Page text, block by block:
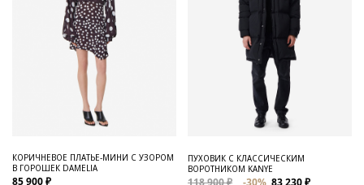
КОРИЧНЕВОЕ ПЛАТЬЕ-МИНИ С УЗОРОМ
В ГОРОШЕК DAMELIA
85 900 ₽
ПУХОВИК С КЛАССИЧЕСКИМ
ВОРОТНИКОМ KANYE
118 900 ₽ -30% 83 230 ₽